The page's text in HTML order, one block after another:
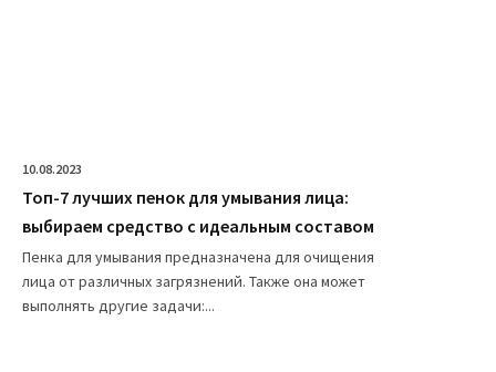
10.08.2023
Топ-7 лучших пенок для умывания лица:
выбираем средство с идеальным составом
Пенка для умывания предназначена для очищения
лица от различных загрязнений. Также она может
выполнять другие задачи:...